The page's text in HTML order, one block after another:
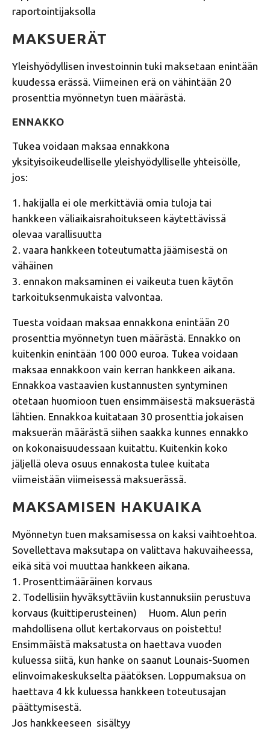
raportointijaksolla
MAKSUERÄT
Yleishyödyllisen investoinnin tuki maksetaan enintään
kuudessa erässä. Viimeinen erä on vähintään 20
prosenttia myönnetyn tuen määrästä.
ENNAKKO
Tukea voidaan maksaa ennakkona
yksityisoikeudelliselle yleishyödylliselle yhteisölle,
jos:
1. hakijalla ei ole merkittäviä omia tuloja tai
hankkeen väliaikaisrahoitukseen käytettävissä
olevaa varallisuutta
2. vaara hankkeen toteutumatta jäämisestä on
vähäinen
3. ennakon maksaminen ei vaikeuta tuen käytön
tarkoituksenmukaista valvontaa.
Tuesta voidaan maksaa ennakkona enintään 20
prosenttia myönnetyn tuen määrästä. Ennakko on
kuitenkin enintään 100 000 euroa. Tukea voidaan
maksaa ennakkoon vain kerran hankkeen aikana.
Ennakkoa vastaavien kustannusten syntyminen
otetaan huomioon tuen ensimmäisestä maksuerästä
lähtien. Ennakkoa kuitataan 30 prosenttia jokaisen
maksuerän määrästä siihen saakka kunnes ennakko
on kokonaisuudessaan kuitattu. Kuitenkin koko
jäljellä oleva osuus ennakosta tulee kuitata
viimeistään viimeisessä maksuerässä.
MAKSAMISEN HAKUAIKA
Myönnetyn tuen maksamisessa on kaksi vaihtoehtoa.
Sovellettava maksutapa on valittava hakuvaiheessa,
eikä sitä voi muuttaa hankkeen aikana.
1. Prosenttimääräinen korvaus
2. Todellisiin hyväksyttäviin kustannuksiin perustuva
korvaus (kuittiperusteinen) Huom. Alun perin
mahdollisena ollut kertakorvaus on poistettu!
Ensimmäistä maksatusta on haettava vuoden
kuluessa siitä, kun hanke on saanut Lounais-Suomen
elinvoimakeskukselta päätöksen. Loppumaksua on
haettava 4 kk kuluessa hankkeen toteutusajan
päättymisestä.
Jos hankkeeseen sisältyy